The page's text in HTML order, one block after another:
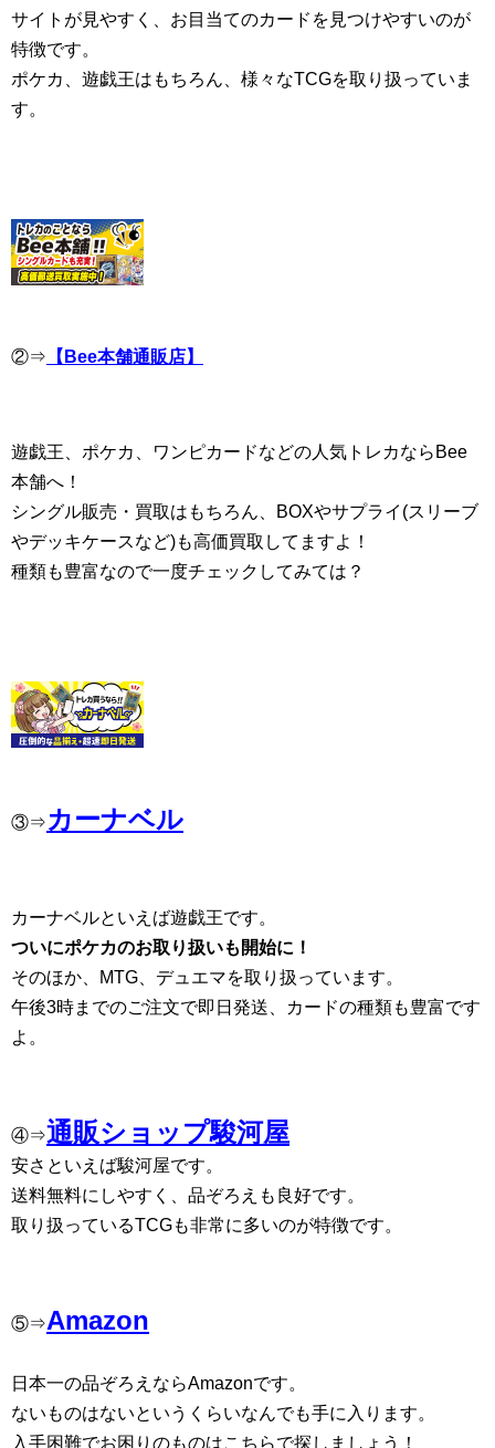
サイトが見やすく、お目当てのカードを見つけやすいのが
特徴です。
ポケカ、遊戯王はもちろん、様々なTCGを取り扱っていま
す。
②⇒ 【Bee本舗通販店】
遊戯王、ポケカ、ワンピカードなどの人気トレカならBee
本舗へ！
シングル販売・買取はもちろん、BOXやサプライ(スリーブ
やデッキケースなど)も高価買取してますよ！
種類も豊富なので一度チェックしてみては？
③⇒ カーナベル
カーナベルといえば遊戯王です。
ついにポケカのお取り扱いも開始に！
そのほか、MTG、デュエマを取り扱っています。
午後3時までのご注文で即日発送、カードの種類も豊富です
よ。
④⇒通販ショップ駿河屋
安さといえば駿河屋です。
送料無料にしやすく、品ぞろえも良好です。
取り扱っているTCGも非常に多いのが特徴です。
⑤⇒Amazon
日本一の品ぞろえならAmazonです。
ないものはないというくらいなんでも手に入ります。
入手困難でお困りのものはこちらで探しましょう！